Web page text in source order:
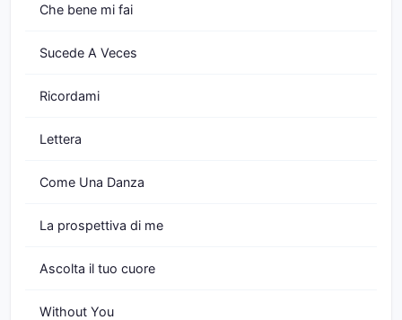
Che bene mi fai
Sucede A Veces
Ricordami
Lettera
Come Una Danza
La prospettiva di me
Ascolta il tuo cuore
Without You